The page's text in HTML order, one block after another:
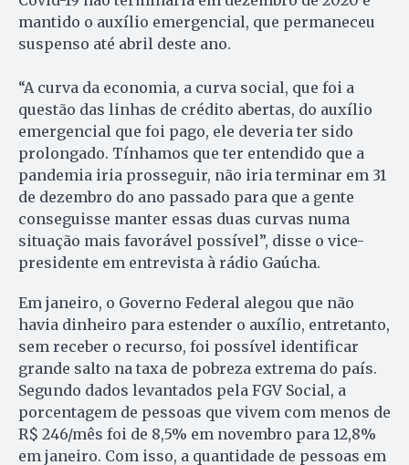
mantido o auxílio emergencial, que permaneceu
suspenso até abril deste ano.
“A curva da economia, a curva social, que foi a
questão das linhas de crédito abertas, do auxílio
emergencial que foi pago, ele deveria ter sido
prolongado. Tínhamos que ter entendido que a
pandemia iria prosseguir, não iria terminar em 31
de dezembro do ano passado para que a gente
conseguisse manter essas duas curvas numa
situação mais favorável possível”, disse o vice-
presidente em entrevista à rádio Gaúcha.
Em janeiro, o Governo Federal alegou que não
havia dinheiro para estender o auxílio, entretanto,
sem receber o recurso, foi possível identificar
grande salto na taxa de pobreza extrema do país.
Segundo dados levantados pela FGV Social, a
porcentagem de pessoas que vivem com menos de
R$ 246/mês foi de 8,5% em novembro para 12,8%
em janeiro. Com isso, a quantidade de pessoas em